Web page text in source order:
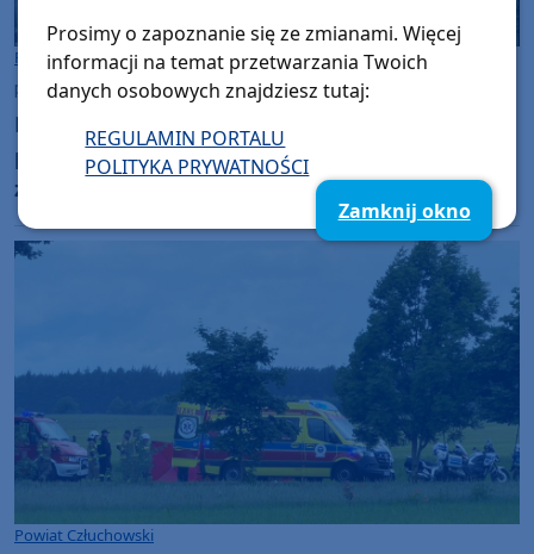
Powiat Człuchowski
piątek, 19 czerwca 2026, 08:20
Prawie siedem i pół roku po śmiertelnym
potrąceniu rowerzystki z gminy Człuchów
zapadł wyrok. Mieszkaniec Konina skazany
Powiat Człuchowski
Prosimy o zapoznanie się ze zmianami. Więcej
informacji na temat przetwarzania Twoich
danych osobowych znajdziesz tutaj:
REGULAMIN PORTALU
POLITYKA PRYWATNOŚCI
Zamknij okno